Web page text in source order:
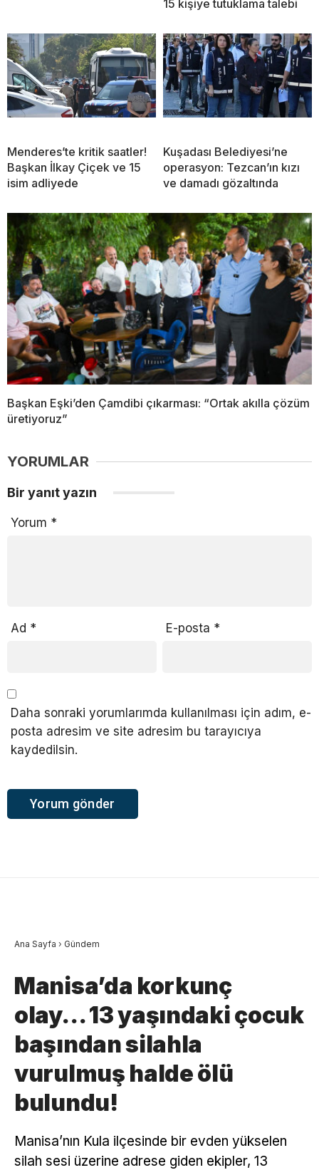
15 kişiye tutuklama talebi
Menderes’te kritik saatler!
Başkan İlkay Çiçek ve 15
isim adliyede
Kuşadası Belediyesi’ne
operasyon: Tezcan’ın kızı
ve damadı gözaltında
Başkan Eşki’den Çamdibi çıkarması: “Ortak akılla çözüm
üretiyoruz”
YORUMLAR
Bir yanıt yazın
Yorum *
Ad * E-posta *
Daha sonraki yorumlarımda kullanılması için adım, e-
posta adresim ve site adresim bu tarayıcıya
kaydedilsin.
Ana Sayfa › Gündem
Manisa’da korkunç
olay… 13 yaşındaki çocuk
başından silahla
vurulmuş halde ölü
bulundu!
Manisa’nın Kula ilçesinde bir evden yükselen
silah sesi üzerine adrese giden ekipler, 13